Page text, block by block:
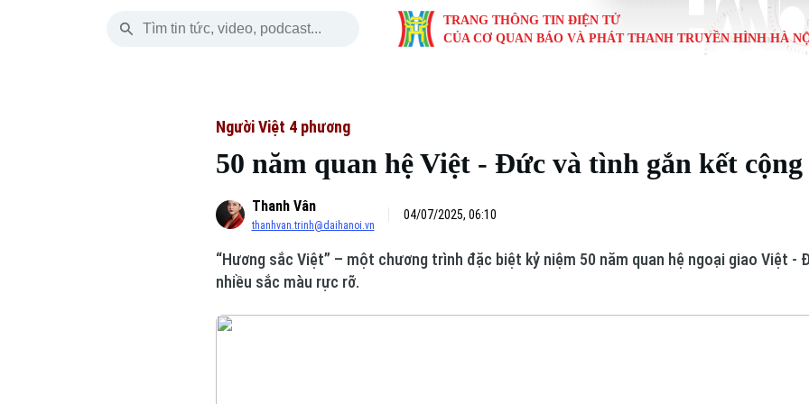
TRANG THÔNG TIN ĐIỆN TỬ
CỦA CƠ QUAN BÁO VÀ PHÁT THANH TRUYỀN HÌNH HÀ
Hà Nội
Chính trị
Xã hội
An ninh trật tự
Nhịp sống Hà Nội
Người Hà Nội
Khoảnh khắc Hà Nội
Ẩm thực
Quân sự
Người Việt 4 phương
Cafe sáng
Tài chính Ngân hàng
Doanh nghiệp
Đầu tư
Căn hộ
Đất đai
Tàu
Thị trường
Tuyển sinh Làng nghề Dinh
Người Việt 4 phương
50 năm quan hệ Việt - Đức và tình gắn kết cộng
Thanh Vân
thanhvan.trinh@daihanoi.vn
04/07/2025, 06:10
“Hương sắc Việt” – một chương trình đặc biệt kỷ niệm 50 năm quan hệ ngoại giao Việt
nhiều sắc màu rực rỡ.